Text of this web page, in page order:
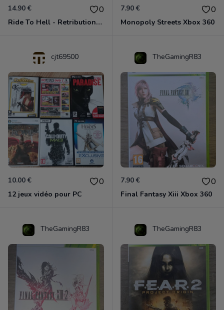
14.90 € 0
Ride To Hell - Retribution Xbox 360
7.90 € 0
Monopoly Streets Xbox 360
cjt69500
10.00 € 0
12 jeux vidéo pour PC
TheGamingR83
7.90 € 0
Final Fantasy Xiii Xbox 360
TheGamingR83 TheGamingR83